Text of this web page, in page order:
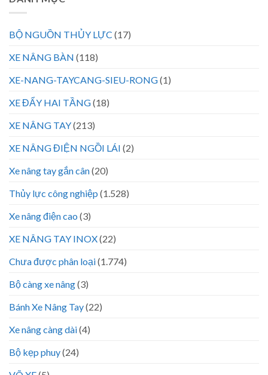
BỘ NGUỒN THỦY LỰC (17)
XE NÂNG BÀN (118)
XE-NANG-TAYCANG-SIEU-RONG(1)
XE ĐẨY HAI TẦNG(18)
XE NÂNG TAY(213)
XE NÂNG ĐIỆN NGỒI LÁI (2)
Xe nâng tay gắn cân(20)
Thủy lực công nghiệp (1.528)
Xe nâng điện cao (3)
XE NÂNG TAY INOX(22)
Chưa được phân loại(1.774)
Bộ càng xe nâng(3)
Bánh Xe Nâng Tay(22)
Xe nâng càng dài(4)
Bộ kẹp phuy(24)